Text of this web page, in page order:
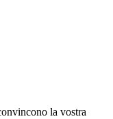
la vostra